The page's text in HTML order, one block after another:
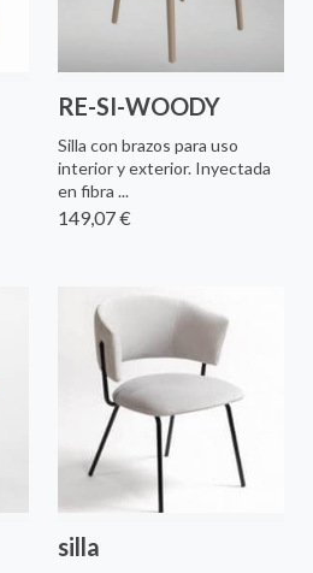
RE-SI-WOODY
Silla con brazos para uso
interior y exterior. Inyectada
en fibra ...
149,07 €
silla